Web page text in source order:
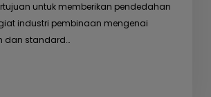
untuk memberikan pendedahan
industri pembinaan mengenai
dan standard…